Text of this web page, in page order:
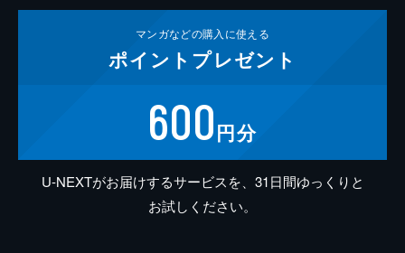
マンガなどの購入に使える
ポイント プレゼント
600円分
U-NEXTがお届けするサービスを、31日間ゆっくりと
お試しください。